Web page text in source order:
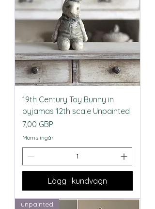
19th Century Toy Bunny in
pyjamas 12th scale Unpainted
Pris
7,00 GBP
Moms ingår
Lägg i kundvagn
unpainted